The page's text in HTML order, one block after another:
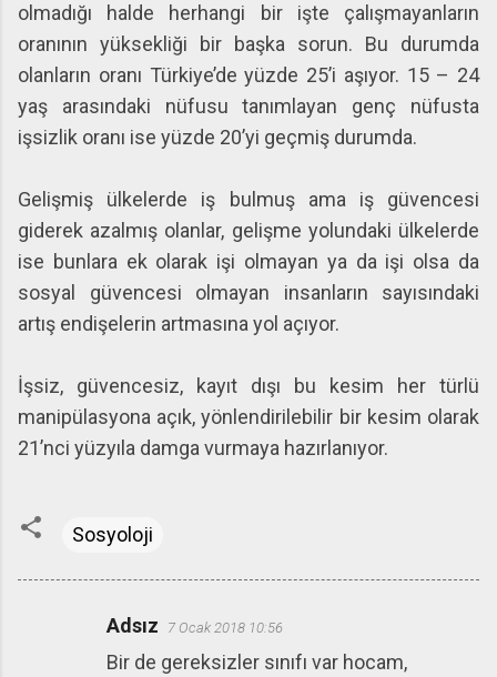
olmadığı halde herhangi bir işte çalışmayanların
oranının yüksekliği bir başka sorun. Bu durumda
olanların oranı Türkiye’de yüzde 25’i aşıyor. 15 – 24
yaş arasındaki nüfusu tanımlayan genç nüfusta
işsizlik oranı ise yüzde 20’yi geçmiş durumda.
Gelişmiş ülkelerde iş bulmuş ama iş güvencesi
giderek azalmış olanlar, gelişme yolundaki ülkelerde
ise bunlara ek olarak işi olmayan ya da işi olsa da
sosyal güvencesi olmayan insanların sayısındaki
artış endişelerin artmasına yol açıyor.
İşsiz, güvencesiz, kayıt dışı bu kesim her türlü
manipülasyona açık, yönlendirilebilir bir kesim olarak
21’nci yüzyıla damga vurmaya hazırlanıyor.
Sosyoloji
Adsız 7 Ocak 2018 10:56
Bir de gereksizler sınıfı var hocam,